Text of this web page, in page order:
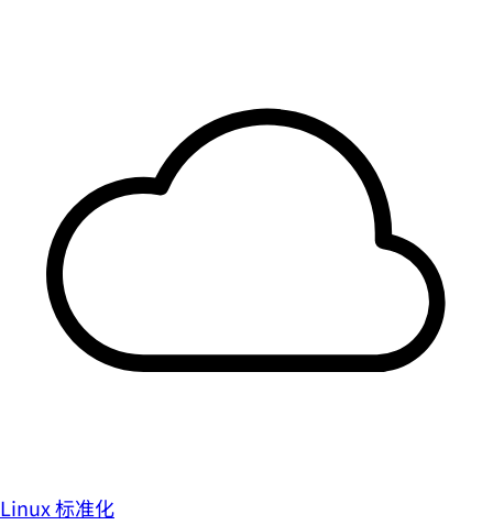
Linux 标准化